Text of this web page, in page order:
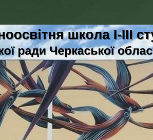
І-ІІІ ступенів